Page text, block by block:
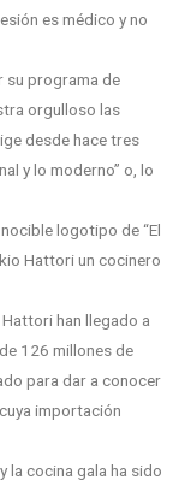
es médico y no
su programa de
orgulloso las
desde hace tres
y lo moderno” o, lo
logotipo de “El
Hattori un cocinero
han llegado a
126 millones de
para dar a conocer
importación
la cocina gala ha sido